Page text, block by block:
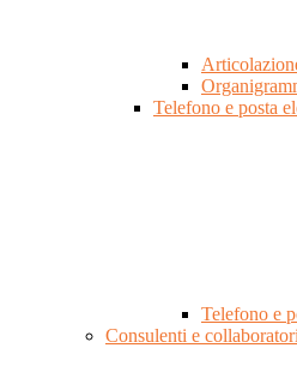
Telefono e posta
Telefono e
Consulenti e collaboratori